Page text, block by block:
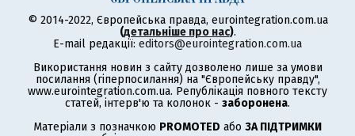
© 2014-2022, Європейська правда, eurointegration.com.ua
(детальніше про нас).
E-mail редакції: editors@eurointegration.com.ua
Використання новин з сайту дозволено лише за умови
посилання (гіперпосилання) на "Європейську правду",
www.eurointegration.com.ua. Републікація повного тексту
статей, інтерв'ю та колонок - заборонена.
Матеріали з позначкою PROMOTED або ЗА ПІДТРИМКИ